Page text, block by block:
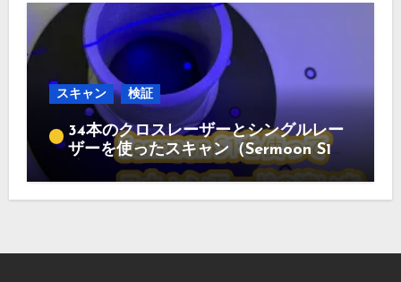
スキャン 検証
34本のクロスレーザーとシングルレー
ザーを使ったスキャン（Sermoon S1